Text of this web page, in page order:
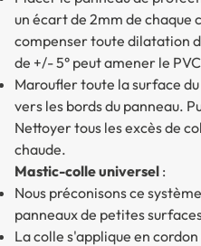
un écart de 2mm de chaque
compenser toute dilatation
de +/- 5° peut amener le
Maroufler toute la surface
vers les bords du panneau.
Nettoyer tous les excès de
chaude.
Mastic-colle universel :
Nous préconisons ce
panneaux de petites
La colle s'applique en